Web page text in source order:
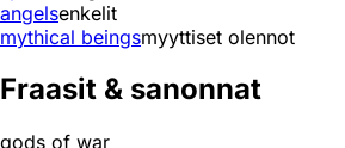
angelsenkelit
mythical beingsmyyttiset olennot
Fraasit & sanonnat
gods of war